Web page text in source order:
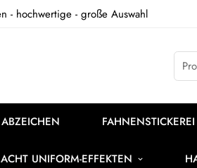
- hochwertige - große Auswahl
FAHNENSTICKEREI
UNIFORM-EFFEKTEN